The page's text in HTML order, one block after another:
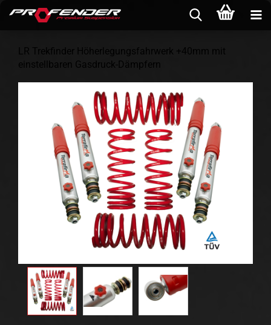
LR Trekfinder Höherlegungsfahrwerk +40mm mit
einstellbaren Gasdruck-Dämpfern